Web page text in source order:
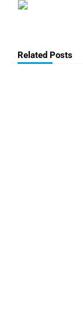
Related Posts